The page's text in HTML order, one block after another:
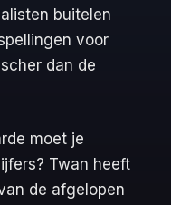
buitelen
voor
dan de
moet je
Twan heeft
de afgelopen